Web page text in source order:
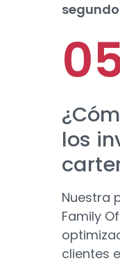
los
Nuestra
Family
clientes